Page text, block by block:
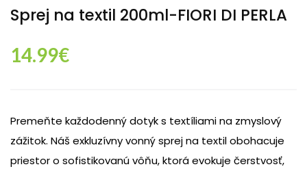
Sprej na textil 200ml-FIORI DI PERLA
14.99€
Premeňte každodenný dotyk s textíliami na zmyslový
zážitok. Náš exkluzívny vonný sprej na textil obohacuje
priestor o sofistikovanú vôňu, ktorá evokuje čerstvosť,